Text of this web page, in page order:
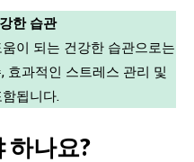
한 습관
이 되는 건강한 습관으로는
효과적인 스트레스 관리 및
됩니다.
하나요?